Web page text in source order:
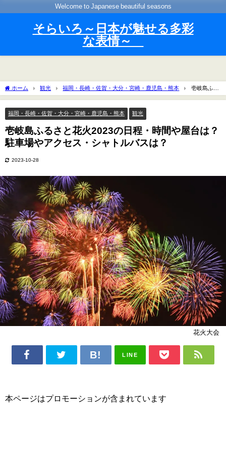
Welcome to Japanese beautiful seasons
そらいろ～日本が魅せる多彩
な表情～
ホーム 観光 福岡・長崎・佐賀・大分・宮崎・鹿児島・熊本
壱岐島ふる
さと花火2023の日程・時間や屋台は？駐車場やアクセス・シャトルバスは？
福岡・長崎・佐賀・大分・宮崎・鹿児島・熊本 観光
壱岐島ふるさと花火2023の日程・時間や屋台は？
駐車場やアクセス・シャトルバスは？
2023-10-28
花火大会
LINE
本ページはプロモーションが含まれています